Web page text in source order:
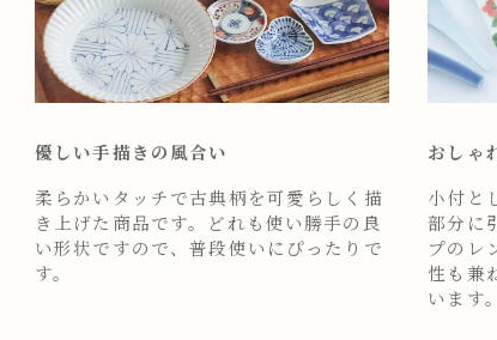
優しい手描きの風合い
柔らかいタッチで古典柄を可愛らしく描
き上げた商品です。どれも使い勝手の良
い形状ですので、普段使いにぴったりで
す。
おしゃ
小付と
部分に
プのレ
性も兼
います。